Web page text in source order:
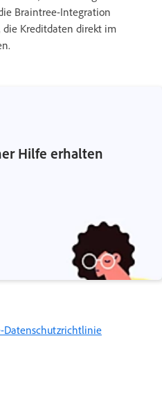
Braintree-Integration
Kreditdaten direkt im
Hilfe erhalten
Datenschutzrichtlinie